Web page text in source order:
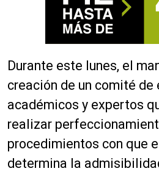
Durante este lunes, el
creación de un comité
académicos y expertos
realizar
procedimientos con que
determina la